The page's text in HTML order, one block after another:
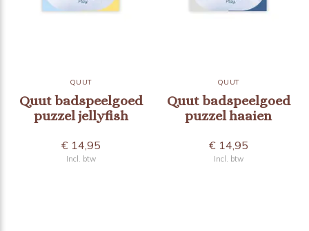
QUUT
Quut badspeelgoed
puzzel jellyfish
€ 14,95
Incl. btw
QUUT
Quut badspeelgoed
puzzel haaien
€ 14,95
Incl. btw